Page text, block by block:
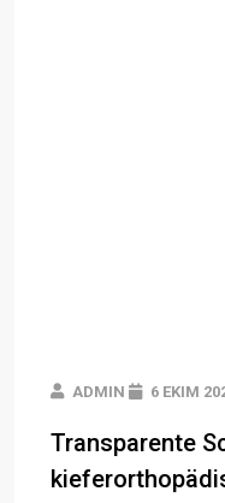
ADMIN 6 EKIM
Transparente